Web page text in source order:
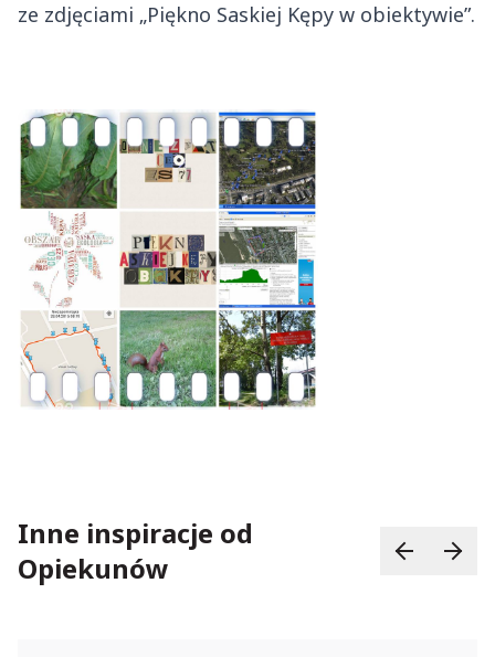
ze zdjęciami „Piękno Saskiej Kępy w obiektywie”.
Inne inspiracje od
Opiekunów